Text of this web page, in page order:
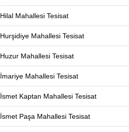
Hilal Mahallesi Tesisat
Hurşidiye Mahallesi Tesisat
Huzur Mahallesi Tesisat
İmariye Mahallesi Tesisat
İsmet Kaptan Mahallesi Tesisat
İsmet Paşa Mahallesi Tesisat